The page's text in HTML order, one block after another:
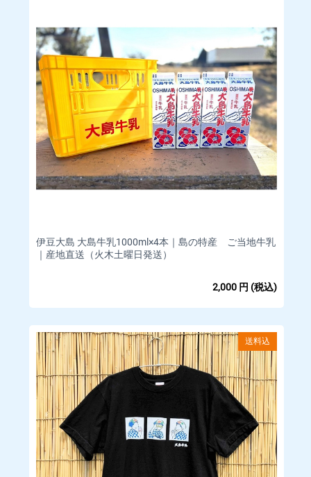
店舗へのお問い合わせは下記の時間帯にお願いいたします。
営業時間：9時～15時
※お問い合わせには2営業日内に返答します。
※営業時間外のお問い合わせに関しては翌営業日の受付となり
ます。
※都合により営業時間内でのお問い合わせも対応できない場合
があります。
販売価格
販売価格以外でお客様に発生する金銭
当サイトのページの閲覧、コンテンツ購入、ソフトウェアのダ
ウンロード等に必要となるインターネット接続料金、通信料金
は、お客様のご負担となります。
また、別途送料がかかる商品もございます。
送料は商品ごとにより異なりますので、商品ページにて個別に
ご案内いたします。
配送について
□業者 ヤマト運輸
※お客様による配送業者の指定はできません。
□商品発送のタイミング
伊豆大島 大島牛乳1000ml×4本｜島の特産 ご当地牛乳
｜産地直送（火木土曜日発送）
2,000 円 (税込)
送料込